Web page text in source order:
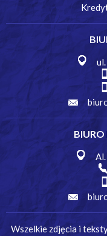
Wszelkie zdjęcia i